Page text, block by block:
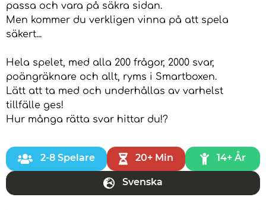
passa och vara på säkra sidan.
Men kommer du verkligen vinna på att spela
säkert...
Hela spelet, med alla 200 frågor, 2000 svar,
poängräknare och allt, ryms i Smartboxen.
Lätt att ta med och underhållas av varhelst
tillfälle ges!
Hur många rätta svar hittar du!?
2-8 Spelare 20+ Min 14+ År
Svenska